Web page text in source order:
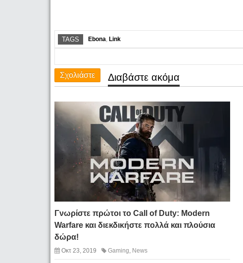
TAGS Ebona, Link
Σχολιάστε Διαβάστε ακόμα
Γνωρίστε πρώτοι το Call of Duty: Modern
Warfare και διεκδικήστε πολλά και πλούσια
δώρα!
Οκτ 23, 2019 Gaming News